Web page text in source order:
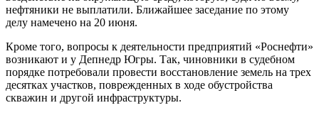
нефтяники не выплатили. Ближайшее заседание по этому
делу намечено на 20 июня.
Кроме того, вопросы к деятельности предприятий «Роснефти»
возникают и у Депнедр Югры. Так, чиновники в судебном
порядке потребовали провести восстановление земель на трех
десятках участков, поврежденных в ходе обустройства
скважин и другой инфраструктуры.